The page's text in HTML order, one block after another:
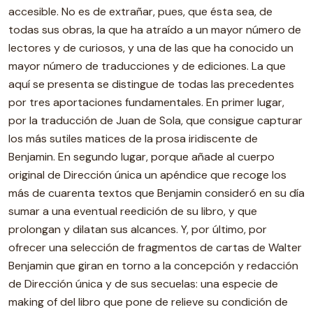
accesible. No es de extrañar, pues, que ésta sea, de
todas sus obras, la que ha atraído a un mayor número de
lectores y de curiosos, y una de las que ha conocido un
mayor número de traducciones y de ediciones. La que
aquí se presenta se distingue de todas las precedentes
por tres aportaciones fundamentales. En primer lugar,
por la traducción de Juan de Sola, que consigue capturar
los más sutiles matices de la prosa iridiscente de
Benjamin. En segundo lugar, porque añade al cuerpo
original de Dirección única un apéndice que recoge los
más de cuarenta textos que Benjamin consideró en su día
sumar a una eventual reedición de su libro, y que
prolongan y dilatan sus alcances. Y, por último, por
ofrecer una selección de fragmentos de cartas de Walter
Benjamin que giran en torno a la concepción y redacción
de Dirección única y de sus secuelas: una especie de
making of del libro que pone de relieve su condición de